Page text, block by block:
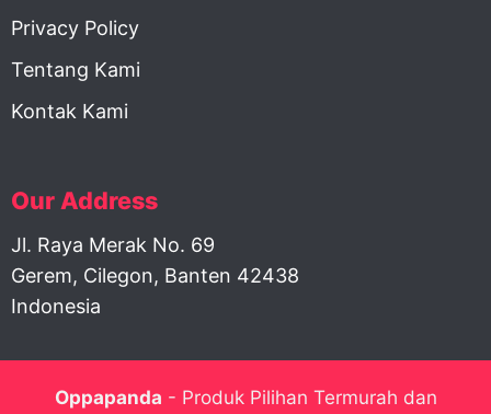
Privacy Policy
Tentang Kami
Kontak Kami
Our Address
Jl. Raya Merak No. 69
Gerem, Cilegon, Banten 42438
Indonesia
Oppapanda - Produk Pilihan Termurah dan